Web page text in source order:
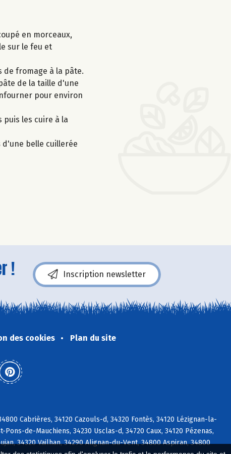
en morceaux,
sur le feu et
fromage à la pâte.
de la taille d'une
pour environ
les cuire à la
belle cuillerée
! Inscription newsletter
des cookies Plan du site
Cabrières, 34120 Cazouls-d, 34320 Fontès, 34120 Lézignan-la-
de-Mauchiens, 34230 Usclas-d, 34720 Caux, 34120 Pézenas,
34320 Vailhan, 34290 Alignan-du-Vent, 34800 Aspiran, 34800